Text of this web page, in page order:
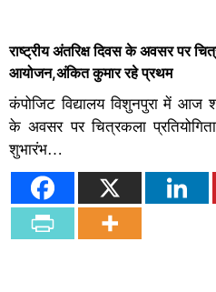
राष्ट्रीय अंतरिक्ष दिवस के अवसर पर
आयोजन,अंकित कुमार रहे प्रथम
कंपोजिट विद्यालय विशुनपुरा में‌ आज
के अवसर पर चित्रकला
शुभारंभ…